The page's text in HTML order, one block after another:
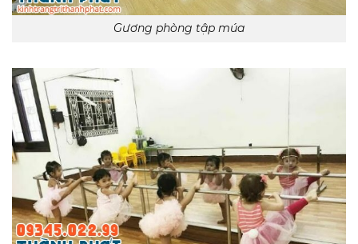
Gương phòng tập múa